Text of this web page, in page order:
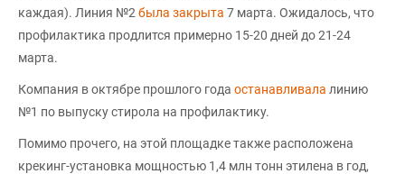
каждая). Линия №2 была закрыта 7 марта. Ожидалось, что
профилактика продлится примерно 15-20 дней до 21-24
марта.
Компания в октябре прошлого года останавливала линию
№1 по выпуску стирола на профилактику.
Помимо прочего, на этой площадке также расположена
крекинг-установка мощностью 1,4 млн тонн этилена в год,